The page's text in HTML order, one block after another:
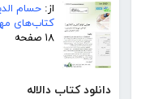
از: حسام
کتاب‌های
۱۸ صفحه
دانلود کتاب دالاله